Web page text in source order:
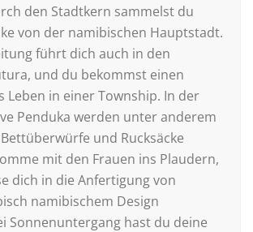
den Stadtkern sammelst du
von der namibischen Hauptstadt.
führt dich auch in den
und du bekommst einen
Leben in einer Township. In der
Penduka werden unter anderem
und Rucksäcke
mit den Frauen ins Plaudern,
dich in die Anfertigung von
namibischem Design
Sonnenuntergang hast du deine